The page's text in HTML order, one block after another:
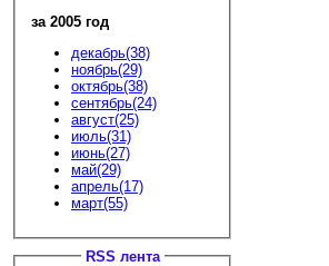
за 2005 год
декабрь(38)
ноябрь(29)
октябрь(38)
сентябрь(24)
август(25)
июль(31)
июнь(27)
май(29)
апрель(17)
март(55)
RSS лента